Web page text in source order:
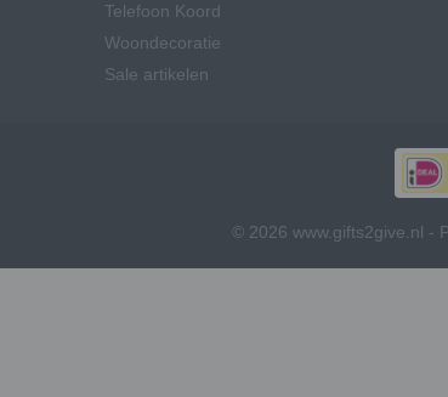
Telefoon Koord
Woondecoratie
Sale artikelen
© 2026 www.gifts2give.nl -